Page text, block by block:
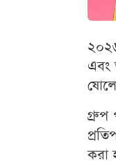
এবং
গ্রুপ
করা